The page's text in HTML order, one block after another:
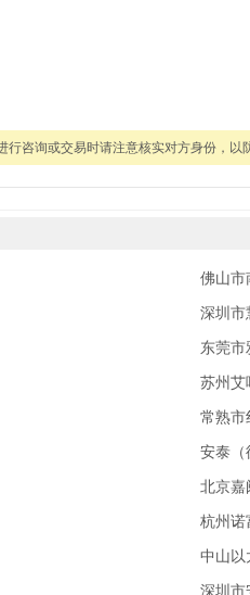
咨询或交易时请注意核实对方身份，以
佛山市
深圳市
东莞市
苏州艾
常熟市
安泰（
北京嘉
杭州诺
中山以
深圳市